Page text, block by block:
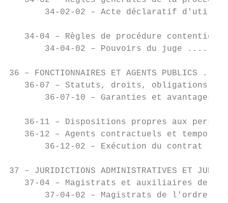
34-02-02 – Acte déclaratif
34-04 – Règles de procédure
34-04-02 – Pouvoirs du juge
36 – FONCTIONNAIRES ET
36-07 – Statuts, droits, obligations
36-07-10 – Garanties et avantages
36-11 – Dispositions propres aux
36-12 – Agents contractuels et
36-12-02 – Exécution du contrat
37 – JURIDICTIONS
37-04 – Magistrats et auxiliaires de
37-04-02 – Magistrats de l'ordre